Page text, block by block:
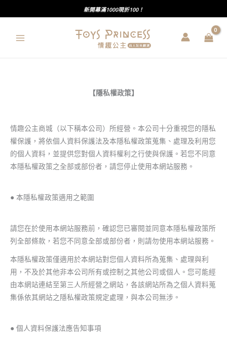
至
新開幕滿1000現折100！
【隱私權政策】
情趣公主商城（以下稱本公司）所經營。本公司十分重視您的隱私
權保護，將依個人資料保護法及本隱私權政策蒐集、處理及利用您
的個人資料，並提供您對個人資料權利之行使與保護。若您不同意
本隱私權政策之全部或部份者，請您停止使用本網站服務。
● 本隱私權政策適用之範圍
請您在於使用本網站服務前，確認您已審閱並同意本隱私權政策所
列全部條款，若您不同意全部或部份者，則請勿使用本網站服務。
本隱私權政策僅適用於本網站對您個人資料所為蒐集、處理與利
用，不及於其他非本公司所有或控制之其他公司或個人。您可能經
由本網站連結至第三人所經營之網站，各該網站所為之個人資料蒐
集係依其網站之隱私權政策規定處理，與本公司無涉。
● 個人資料保護法應告知事項